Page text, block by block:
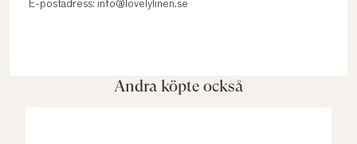
E-postadress: info@lovelylinen.se
Andra köpte också